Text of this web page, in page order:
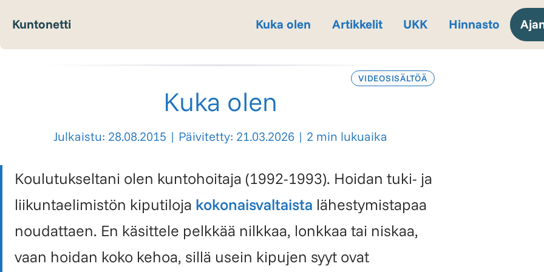
Kuntonetti Kuka olen Artikkelit UKK Hinnasto
VIDEOSISÄLTÖÄ
Kuka olen
Julkaistu: 28.08.2015 | Päivitetty: 21.03.2026 | 2 min lukuaika
Koulutukseltani olen kuntohoitaja (1992-1993). Hoidan tuki- ja
liikuntaelimistön kiputiloja kokonaisvaltaista lähestymis­tapaa
noudattaen. En käsittele pelkkää nilkkaa, lonkkaa tai niskaa,
vaan hoidan koko kehoa, sillä usein kipujen syyt ovat